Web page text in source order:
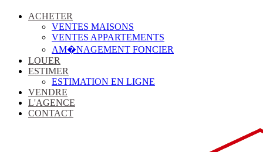
ACHETER
VENTES MAISONS
VENTES APPARTEMENTS
AM�NAGEMENT FONCIER
LOUER
ESTIMER
ESTIMATION EN LIGNE
VENDRE
L'AGENCE
CONTACT